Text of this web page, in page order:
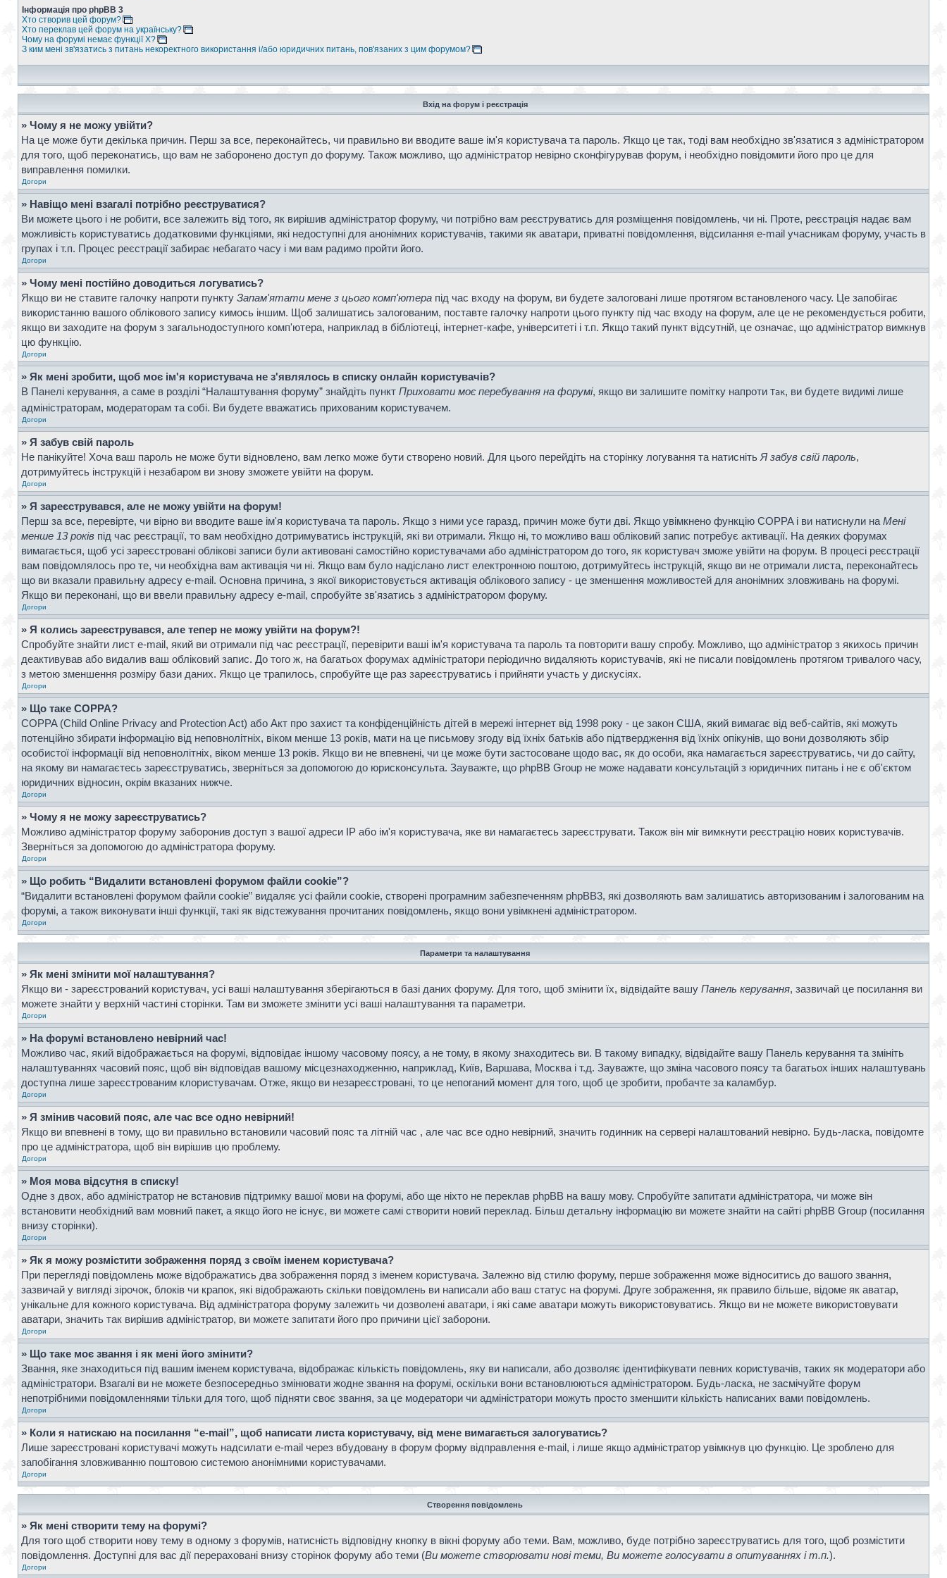
Інформація про phpBB 3
Хто створив цей форум?
Хто переклав цей форум на українську?
Чому на форумі немає функції X?
З ким мені зв'язатись з питань некоректного використання і/або юридичних питань, пов'язаних з цим форумом?
Вхід на форум і реєстрація
» Чому я не можу увійти?
На це може бути декілька причин. Перш за все, переконайтесь, чи правильно ви вводите ваше ім'я користувача та пароль. Якщо це так, тоді вам необхідно зв'язатися з адміністратором
для того, щоб переконатись, що вам не заборонено доступ до форуму. Також можливо, що адміністратор невірно сконфігурував форум, і необхідно повідомити його про це для
виправлення помилки.
Догори
» Навіщо мені взагалі потрібно реєструватися?
Ви можете цього і не робити, все залежить від того, як вирішив адміністратор форуму, чи потрібно вам реєструватись для розміщення повідомлень, чи ні. Проте, реєстрація надає вам
можливість користуватись додатковими функціями, які недоступні для анонімних користувачів, такими як аватари, приватні повідомлення, відсилання e-mail учасникам форуму, участь в
групах і т.п. Процес реєстрації забирає небагато часу і ми вам радимо пройти його.
Догори
» Чому мені постійно доводиться логуватись?
Якщо ви не ставите галочку напроти пункту Запам'ятати мене з цього комп'ютера під час входу на форум, ви будете залоговані лише протягом встановленого часу. Це запобігає
використанню вашого облікового запису кимось іншим. Щоб залишатись залогованим, поставте галочку напроти цього пункту під час входу на форум, але це не рекомендується робити,
якщо ви заходите на форум з загальнодоступного комп'ютера, наприклад в бібліотеці, інтернет-кафе, університеті і т.п. Якщо такий пункт відсутній, це означає, що адміністратор вимкнув
цю функцію.
Догори
» Як мені зробити, щоб моє ім'я користувача не з'являлось в списку онлайн користувачів?
В Панелі керування, а саме в розділі “Налаштування форуму” знайдіть пункт Приховати моє перебування на форумі, якщо ви залишите помітку напроти Так, ви будете видимі лише
адміністраторам, модераторам та собі. Ви будете вважатись прихованим користувачем.
Догори
» Я забув свій пароль
Не панікуйте! Хоча ваш пароль не може бути відновлено, вам легко може бути створено новий. Для цього перейдіть на сторінку логування та натисніть Я забув свій пароль,
дотримуйтесь інструкцій і незабаром ви знову зможете увійти на форум.
Догори
» Я зареєструвався, але не можу увійти на форум!
Перш за все, перевірте, чи вірно ви вводите ваше ім'я користувача та пароль. Якщо з ними усе гаразд, причин може бути дві. Якщо увімкнено функцію COPPA і ви натиснули на Мені
менше 13 років під час реєстрації, то вам необхідно дотримуватись інструкцій, які ви отримали. Якщо ні, то можливо ваш обліковий запис потребує активації. На деяких форумах
вимагається, щоб усі зареєстровані облікові записи були активовані самостійно користувачами або адміністратором до того, як користувач зможе увійти на форум. В процесі реєстрації
вам повідомлялось про те, чи необхідна вам активація чи ні. Якщо вам було надіслано лист електронною поштою, дотримуйтесь інструкцій, якщо ви не отримали листа, переконайтесь
що ви вказали правильну адресу e-mail. Основна причина, з якої використовується активація облікового запису - це зменшення можливостей для анонімних зловживань на форумі.
Якщо ви переконані, що ви ввели правильну адресу e-mail, спробуйте зв'язатись з адміністратором форуму.
Догори
» Я колись зареєструвався, але тепер не можу увійти на форум?!
Спробуйте знайти лист e-mail, який ви отримали під час реєстрації, перевірити ваші ім'я користувача та пароль та повторити вашу спробу. Можливо, що адміністратор з якихось причин
деактивував або видалив ваш обліковий запис. До того ж, на багатьох форумах адміністратори періодично видаляють користувачів, які не писали повідомлень протягом тривалого часу,
з метою зменшення розміру бази даних. Якщо це трапилось, спробуйте ще раз зареєструватись і прийняти участь у дискусіях.
Догори
» Що таке COPPA?
COPPA (Child Online Privacy and Protection Act) або Акт про захист та конфіденційність дітей в мережі інтернет від 1998 року - це закон США, який вимагає від веб-сайтів, які можуть
потенційно збирати інформацію від неповнолітніх, віком менше 13 років, мати на це письмову згоду від їхніх батьків або підтвердження від їхніх опікунів, що вони дозволяють збір
особистої інформації від неповнолітніх, віком менше 13 років. Якщо ви не впевнені, чи це може бути застосоване щодо вас, як до особи, яка намагається зареєструватись, чи до сайту,
на якому ви намагаєтесь зареєструватись, зверніться за допомогою до юрисконсульта. Зауважте, що phpBB Group не може надавати консультацій з юридичних питань і не є об'єктом
юридичних відносин, окрім вказаних нижче.
Догори
» Чому я не можу зареєструватись?
Можливо адміністратор форуму заборонив доступ з вашої адреси IP або ім'я користувача, яке ви намагаєтесь зареєструвати. Також він міг вимкнути реєстрацію нових користувачів.
Зверніться за допомогою до адміністратора форуму.
Догори
» Що робить “Видалити встановлені форумом файли cookie”?
“Видалити встановлені форумом файли cookie” видаляє усі файли cookie, створені програмним забезпеченням phpBB3, які дозволяють вам залишатись авторизованим і залогованим на
форумі, а також виконувати інші функції, такі як відстежування прочитаних повідомлень, якщо вони увімкнені адміністратором.
Догори
Параметри та налаштування
» Як мені змінити мої налаштування?
Якщо ви - зареєстрований користувач, усі ваші налаштування зберігаються в базі даних форуму. Для того, щоб змінити їх, відвідайте вашу Панель керування, зазвичай це посилання ви
можете знайти у верхній частині сторінки. Там ви зможете змінити усі ваші налаштування та параметри.
Догори
» На форумі встановлено невірний час!
Можливо час, який відображається на форумі, відповідає іншому часовому поясу, а не тому, в якому знаходитесь ви. В такому випадку, відвідайте вашу Панель керування та змініть
налаштуваннях часовий пояс, щоб він відповідав вашому місцезнаходженню, наприклад, Київ, Варшава, Москва і т.д. Зауважте, що зміна часового поясу та багатьох інших налаштувань
доступна лише зареєстрованим клористувачам. Отже, якщо ви незареєстровані, то це непоганий момент для того, щоб це зробити, пробачте за каламбур.
Догори
» Я змінив часовий пояс, але час все одно невірний!
Якщо ви впевнені в тому, що ви правильно встановили часовий пояс та літній час , але час все одно невірний, значить годинник на сервері налаштований невірно. Будь-ласка, повідомте
про це адміністратора, щоб він вирішив цю проблему.
Догори
» Моя мова відсутня в списку!
Одне з двох, або адміністратор не встановив підтримку вашої мови на форумі, або ще ніхто не переклав phpBB на вашу мову. Спробуйте запитати адміністратора, чи може він
встановити необхідний вам мовний пакет, а якщо його не існує, ви можете самі створити новий переклад. Більш детальну інформацію ви можете знайти на сайті phpBB Group (посилання
внизу сторінки).
Догори
» Як я можу розмістити зображення поряд з своїм іменем користувача?
При перегляді повідомлень може відображатись два зображення поряд з іменем користувача. Залежно від стилю форуму, перше зображення може відноситись до вашого звання,
зазвичай у вигляді зірочок, блоків чи крапок, які відображають скільки повідомлень ви написали або ваш статус на форумі. Друге зображення, як правило більше, відоме як аватар,
унікальне для кожного користувача. Від адміністратора форуму залежить чи дозволені аватари, і які саме аватари можуть використовуватись. Якщо ви не можете використовувати
аватари, значить так вирішив адміністратор, ви можете запитати його про причини цієї заборони.
Догори
» Що таке моє звання і як мені його змінити?
Звання, яке знаходиться під вашим іменем користувача, відображає кількість повідомлень, яку ви написали, або дозволяє ідентифікувати певних користувачів, таких як модератори або
адміністратори. Взагалі ви не можете безпосередньо змінювати жодне звання на форумі, оскільки вони встановлюються адміністратором. Будь-ласка, не засмічуйте форум
непотрібними повідомленнями тільки для того, щоб підняти своє звання, за це модератори чи адміністратори можуть просто зменшити кількість написаних вами повідомлень.
Догори
» Коли я натискаю на посилання “e-mail”, щоб написати листа користувачу, від мене вимагається залогуватись?
Лише зареєстровані користувачі можуть надсилати e-mail через вбудовану в форум форму відправлення e-mail, і лише якщо адміністратор увімкнув цю функцію. Це зроблено для
запобігання зловживанню поштовою системою анонімними користувачами.
Догори
Створення повідомлень
» Як мені створити тему на форумі?
Для того щоб створити нову тему в одному з форумів, натисність відповідну кнопку в вікні форуму або теми. Вам, можливо, буде потрібно зареєструватись для того, щоб розмістити
повідомлення. Доступні для вас дії перераховані внизу сторінок форуму або теми (Ви можете створювати нові теми, Ви можете голосувати в опитуваннях і т.п.).
Догори